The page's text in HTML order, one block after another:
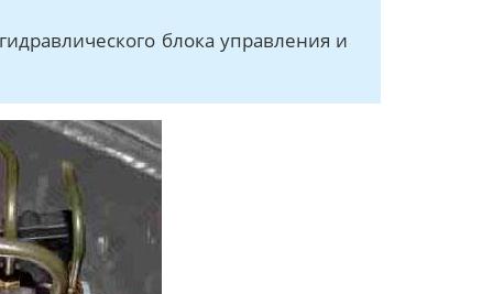
блока управления и